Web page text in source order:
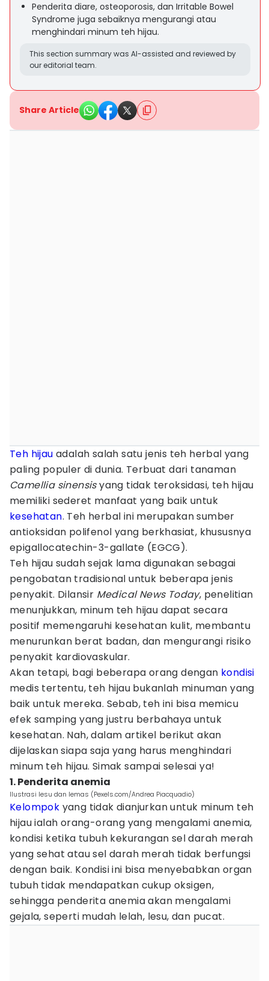
Penderita diare, osteoporosis, dan Irritable Bowel
Syndrome juga sebaiknya mengurangi atau
menghindari minum teh hijau.
This section summary was AI-assisted and reviewed by
our editorial team.
Share Article
Teh hijau adalah salah satu jenis teh herbal yang
paling populer di dunia. Terbuat dari tanaman
Camellia sinensisyang tidak teroksidasi, teh hijau
memiliki sederet manfaat yang baik untuk
kesehatan. Teh herbal ini merupakan sumber
antioksidan polifenol yang berkhasiat, khususnya
epigallocatechin-3-gallate (EGCG).
Teh hijau sudah sejak lama digunakan sebagai
pengobatan tradisional untuk beberapa jenis
penyakit. Dilansir Medical News Today, penelitian
menunjukkan, minum teh hijau dapat secara
positif memengaruhi kesehatan kulit, membantu
menurunkan berat badan, dan mengurangi risiko
penyakit kardiovaskular.
Akan tetapi, bagi beberapa orang dengan kondisi
medis tertentu, teh hijau bukanlah minuman yang
baik untuk mereka. Sebab, teh ini bisa memicu
efek samping yang justru berbahaya untuk
kesehatan. Nah, dalam artikel berikut akan
dijelaskan siapa saja yang harus menghindari
minum teh hijau. Simak sampai selesai ya!
1. Penderita anemia
Ilustrasi lesu dan lemas (Pexels.com/Andrea Piacquadio)
Kelompok yang tidak dianjurkan untuk minum teh
hijau ialah orang-orang yang mengalami anemia,
kondisi ketika tubuh kekurangan sel darah merah
yang sehat atau sel darah merah tidak berfungsi
dengan baik. Kondisi ini bisa menyebabkan organ
tubuh tidak mendapatkan cukup oksigen,
sehingga penderita anemia akan mengalami
gejala, seperti mudah lelah, lesu, dan pucat.